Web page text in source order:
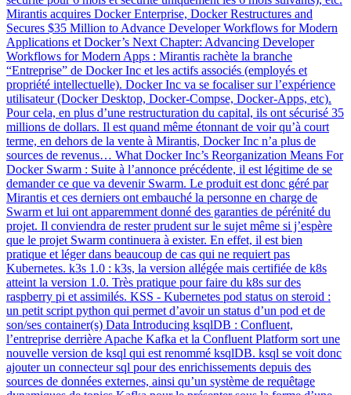
Mirantis acquires Docker Enterprise, Docker Restructures and
Secures $35 Million to Advance Developer Workflows for Modern
Applications et Docker’s Next Chapter: Advancing Developer
Workflows for Modern Apps : Mirantis rachète la branche
“Entreprise” de Docker Inc et les actifs associés (employés et
propriété intellectuelle). Docker Inc va se focaliser sur l’expérience
utilisateur (Docker Desktop, Docker-Compse, Docker-Apps, etc).
Pour cela, en plus d’une restructuration du capital, ils ont sécurisé 35
millions de dollars. Il est quand même étonnant de voir qu’à court
terme, en dehors de la vente à Mirantis, Docker Inc n’a plus de
sources de revenus… What Docker Inc’s Reorganization Means For
Docker Swarm : Suite à l’annonce précédente, il est légitime de se
demander ce que va devenir Swarm. Le produit est donc géré par
Mirantis et ces derniers ont embauché la personne en charge de
Swarm et lui ont apparemment donné des garanties de pérénité du
projet. Il conviendra de rester prudent sur le sujet même si j’espère
que le projet Swarm continuera à exister. En effet, il est bien
pratique et léger dans beaucoup de cas qui ne requiert pas
Kubernetes. k3s 1.0 : k3s, la version allégée mais certifiée de k8s
atteint la version 1.0. Très pratique pour faire du k8s sur des
raspberry pi et assimilés. KSS - Kubernetes pod status on steroid :
un petit script python qui permet d’avoir un status d’un pod et de
son/ses container(s) Data Introducing ksqlDB : Confluent,
l’entreprise derrière Apache Kafka et la Confluent Platform sort une
nouvelle version de ksql qui est renommé ksqlDB. ksql se voit donc
ajouter un connecteur sql pour des enrichissements depuis des
sources de données externes, ainsi qu’un système de requêtage